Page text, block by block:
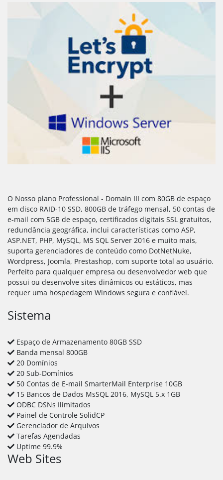
O Nosso plano Professional - Domain III com 80GB de espaço
em disco RAID-10 SSD, 800GB de tráfego mensal, 50 contas de
e-mail com 5GB de espaço, certificados digitais SSL gratuitos,
redundância geográfica, inclui características como ASP,
ASP.NET, PHP, MySQL, MS SQL Server 2016 e muito mais,
suporta gerenciadores de conteúdo como DotNetNuke,
Wordpress, Joomla, Prestashop, com suporte total ao usuário.
Perfeito para qualquer empresa ou desenvolvedor web que
possui ou desenvolve sites dinâmicos ou estáticos, mas
requer uma hospedagem Windows segura e confiável.
Sistema
Espaço de Armazenamento 80GB SSD
Banda mensal 800GB
20 Domínios
20 Sub-Domínios
50 Contas de E-mail SmarterMail Enterprise 10GB
15 Bancos de Dados MsSQL 2016, MySQL 5.x 1GB
ODBC DSNs Ilimitados
Painel de Controle SolidCP
Gerenciador de Arquivos
Tarefas Agendadas
Uptime 99.9%
Web Sites